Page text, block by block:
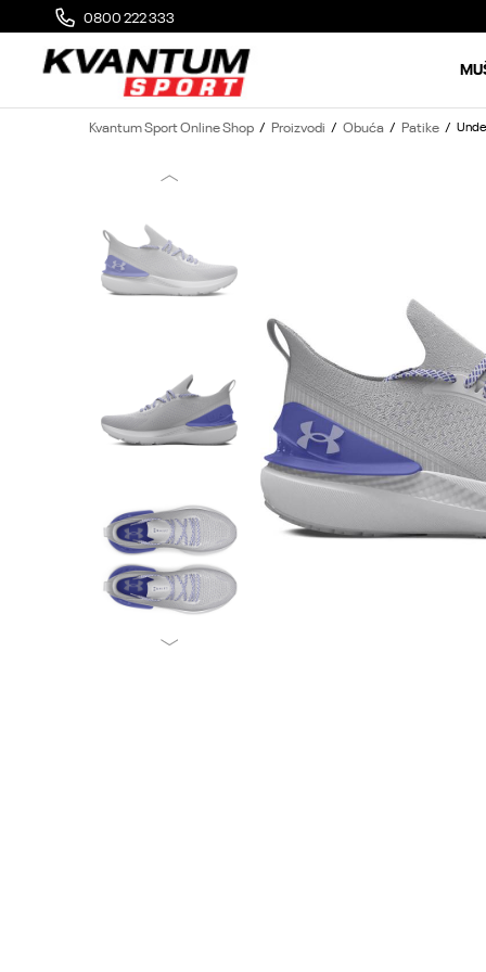
0800 222 333
MOGUĆA ZAMENA 14 DANA OD DOSTAVE
Kvantum Sport Online Shop Proizvodi Obuća Patike